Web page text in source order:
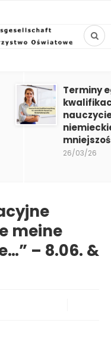
Terminy
26/03/26
meine
– 8.06. &